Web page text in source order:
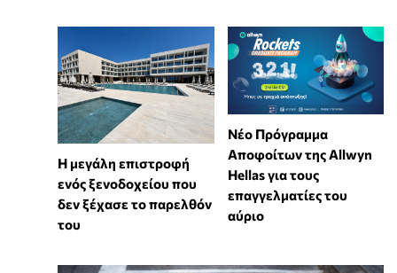
Η μεγάλη επιστροφή
ενός ξενοδοχείου που
δεν ξέχασε το παρελθόν
του
Νέο Πρόγραμμα
Αποφοίτων της Allwyn
Hellas για τους
επαγγελματίες του
αύριο